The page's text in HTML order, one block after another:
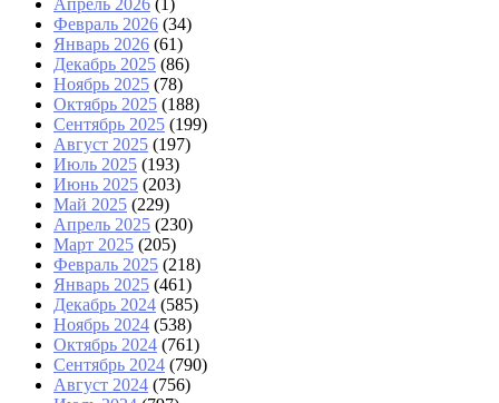
Апрель 2026 (1)
Февраль 2026 (34)
Январь 2026 (61)
Декабрь 2025 (86)
Ноябрь 2025 (78)
Октябрь 2025 (188)
Сентябрь 2025 (199)
Август 2025 (197)
Июль 2025 (193)
Июнь 2025 (203)
Май 2025 (229)
Апрель 2025 (230)
Март 2025 (205)
Февраль 2025 (218)
Январь 2025 (461)
Декабрь 2024 (585)
Ноябрь 2024 (538)
Октябрь 2024 (761)
Сентябрь 2024 (790)
Август 2024 (756)